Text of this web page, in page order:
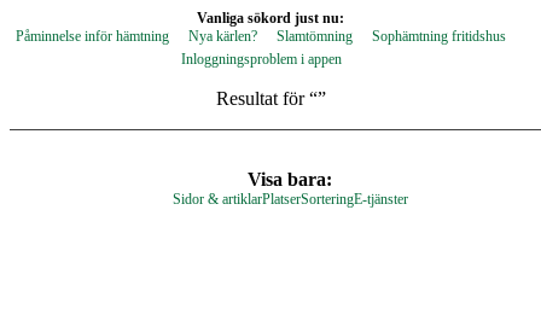
Vanliga sökord just nu:
Påminnelse inför hämtning
Nya kärlen? Slamtömning
Sophämtning fritidshus
Inloggningsproblem i appen
Resultat för “”
Visa bara:
Sidor & artiklarPlatserSorteringE-tjänster